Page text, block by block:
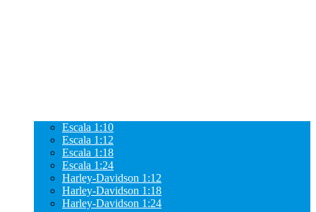
Escala 1:10
Escala 1:12
Escala 1:18
Escala 1:24
Harley-Davidson 1:12
Harley-Davidson 1:18
Harley-Davidson 1:24